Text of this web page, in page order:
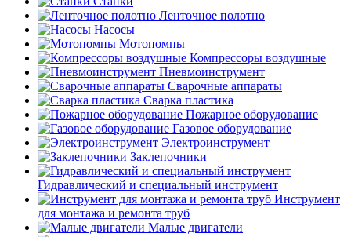
Ленточное полотно
Насосы
Мотопомпы
Компрессоры воздушные
Пневмоинструмент
Сварочные аппараты
Сварка пластика
Пожарное оборудование
Газовое оборудование
Электроинструмент
Заклепочники
Гидравлический и специальный инструмент
Инструмент
для монтажа и ремонта труб
Малые двигатели